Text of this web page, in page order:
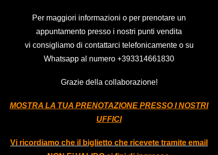
Per maggiori informazioni o per prenotare un
appuntamento presso i nostri punti vendita
vi consigliamo di contattarci telefonicamente o su
Whatsapp al numero +393314661830
Grazie della collaborazione!
MOSTRA LA TUA PRENOTAZIONE PRESSO I NOSTRI
UFFICI
Vi ricordiamo che il biglietto che ricevete tramite email